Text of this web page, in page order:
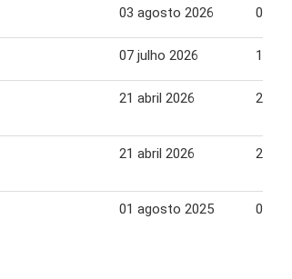
03 agosto 2026 03
07 julho 2026 12
21 abril 2026 27
21 abril 2026 27
01 agosto 2025 04